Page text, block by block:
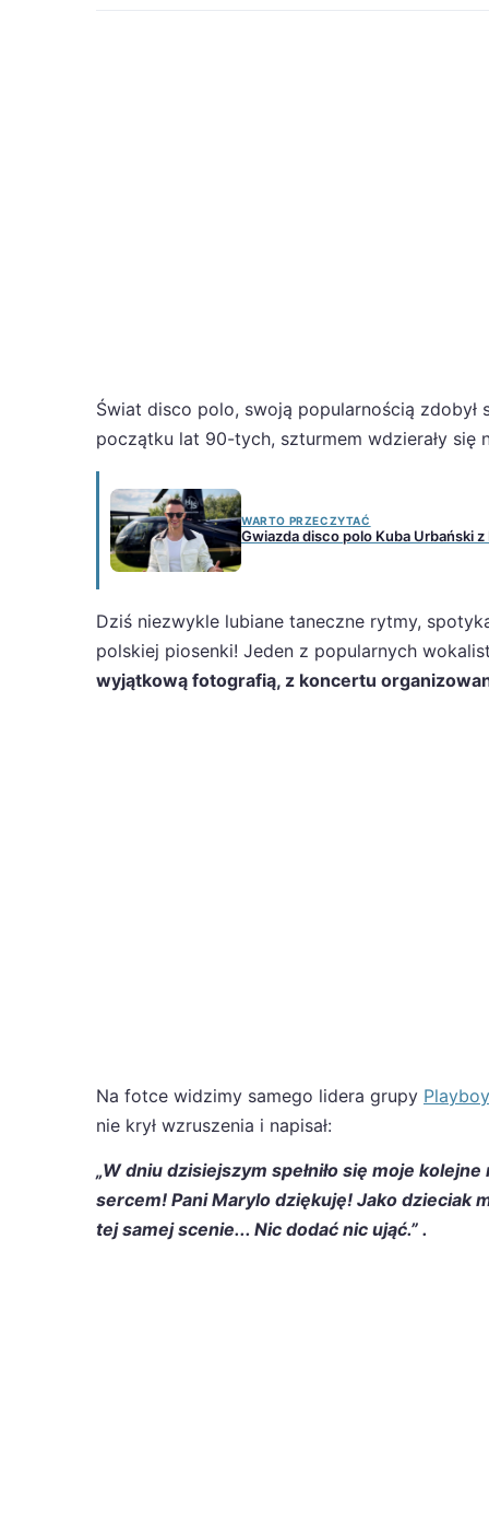
Świat disco polo, swoją popularnością
początku lat 90-tych, szturmem wdzierały się
WARTO PRZECZYTAĆ
Gwiazda disco polo Kuba Urbański
Dziś niezwykle lubiane taneczne rytmy,
polskiej piosenki! Jeden z popularnych
wyjątkową fotografią, z koncertu
Na fotce widzimy samego lidera grupy
nie krył wzruszenia i napisał:
„W dniu dzisiejszym spełniło się moje
sercem! Pani Marylo dziękuję! Jako dzieciak
tej samej scenie... Nic dodać nic ująć.” .